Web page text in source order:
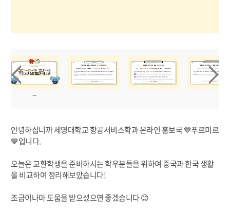
안녕하십니까 세명대학교 항공서비스학과 온라인 홍보국 💙푸르미르
💙입니다.
오늘은 교환학생을 준비하시는 학우분들을 위하여 중국과 한국 생활
을 비교하여 정리해보았습니다!
조금이나마 도움을 받으셨으면 좋겠습니다 😊